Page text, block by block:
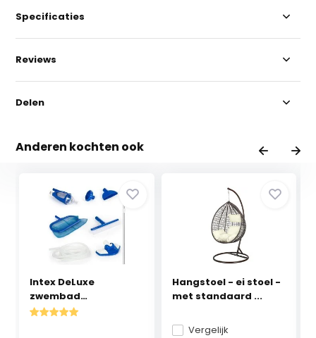
Specificaties
Reviews
Delen
Anderen kochten ook
Intex DeLuxe
zwembad
schoonmaakset - ...
Hangstoel - ei stoel -
met standaard ...
Vergelijk